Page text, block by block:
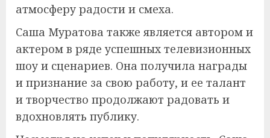
атмосферу радости и смеха.
Саша Муратова также является автором и
актером в ряде успешных телевизионных
шоу и сценариев. Она получила награды
и признание за свою работу, и ее талант
и творчество продолжают радовать и
вдохновлять публику.